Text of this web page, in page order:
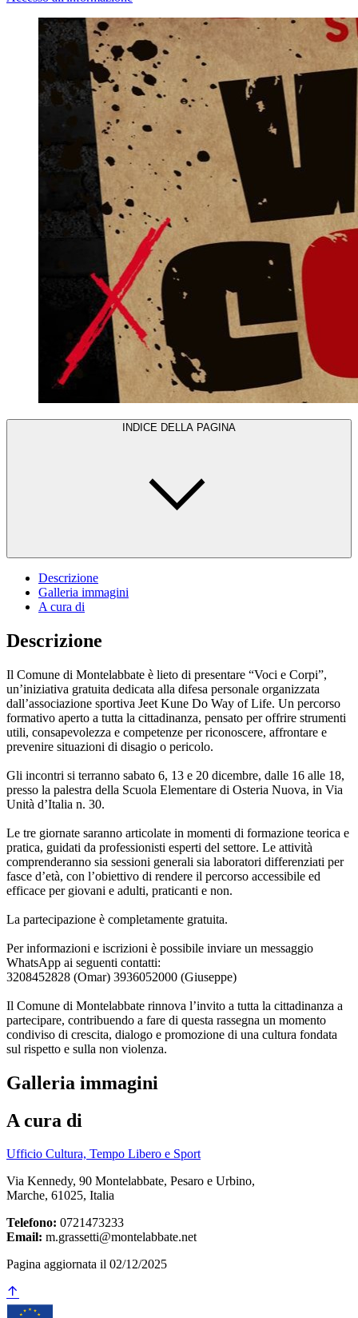
INDICE DELLA PAGINA
Descrizione
Galleria immagini
A cura di
Descrizione
Il Comune di Montelabbate è lieto di presentare “Voci e Corpi”,
un’iniziativa gratuita dedicata alla difesa personale organizzata
dall’associazione sportiva Jeet Kune Do Way of Life. Un percorso
formativo aperto a tutta la cittadinanza, pensato per offrire strumenti
utili, consapevolezza e competenze per riconoscere, affrontare e
prevenire situazioni di disagio o pericolo.
Gli incontri si terranno sabato 6, 13 e 20 dicembre, dalle 16 alle 18,
presso la palestra della Scuola Elementare di Osteria Nuova, in Via
Unità d’Italia n. 30.
Le tre giornate saranno articolate in momenti di formazione teorica e
pratica, guidati da professionisti esperti del settore. Le attività
comprenderanno sia sessioni generali sia laboratori differenziati per
fasce d’età, con l’obiettivo di rendere il percorso accessibile ed
efficace per giovani e adulti, praticanti e non.
La partecipazione è completamente gratuita.
Per informazioni e iscrizioni è possibile inviare un messaggio
WhatsApp ai seguenti contatti:
3208452828 (Omar) 3936052000 (Giuseppe)
Il Comune di Montelabbate rinnova l’invito a tutta la cittadinanza a
partecipare, contribuendo a fare di questa rassegna un momento
condiviso di crescita, dialogo e promozione di una cultura fondata
sul rispetto e sulla non violenza.
Galleria immagini
A cura di
Ufficio Cultura, Tempo Libero e Sport
Via Kennedy, 90 Montelabbate, Pesaro e Urbino,
Marche, 61025, Italia
Telefono: 0721473233
Email: m.grassetti@montelabbate.net
Pagina aggiornata il 02/12/2025